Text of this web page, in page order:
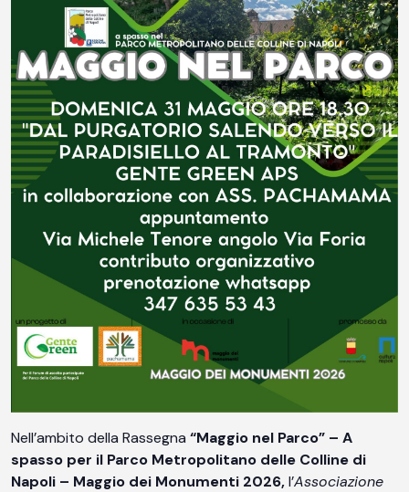
Nell’ambito della Rassegna “Maggio nel Parco” – A
spasso per il Parco Metropolitano delle Colline di
Napoli – Maggio dei Monumenti 2026,l’Associazione